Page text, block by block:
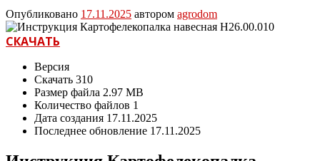
Опубликовано 17.11.2025 автором agrodom
СКАЧАТЬ
Версия
Скачать 310
Размер файла 2.97 MB
Количество файлов 1
Дата создания 17.11.2025
Последнее обновление 17.11.2025